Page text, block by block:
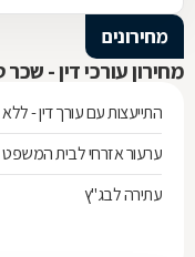
מחירונים
מחירון עורכי דין -
התייעצות עם עורך דין -
ערעור אזרחי לבית המשפט
עתירה לבג"ץ